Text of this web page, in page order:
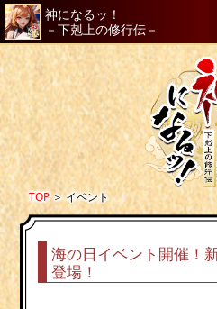
神になるッ！
－下剋上の修行伝－
TOP＞イベント
海の日イベント開催！
登場！